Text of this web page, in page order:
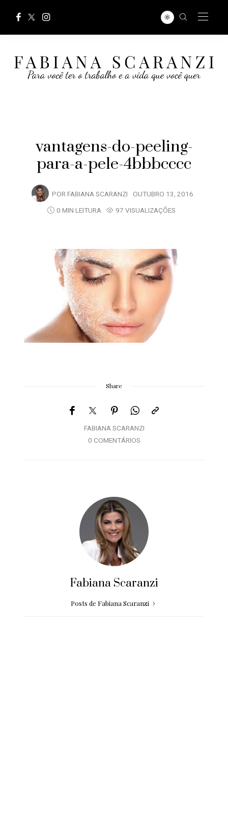
vantagens-do-peeling-
para-a-pele-4bbbcccc
POR FABIANA SCARANZI OUTUBRO 13, 2016
0 MIN LEITURA
97 VISUALIZAÇÕES
Share
FABIANA SCARANZI
0 COMENTÁRIOS
Fabiana Scaranzi
Posts de Fabiana Scaranzi